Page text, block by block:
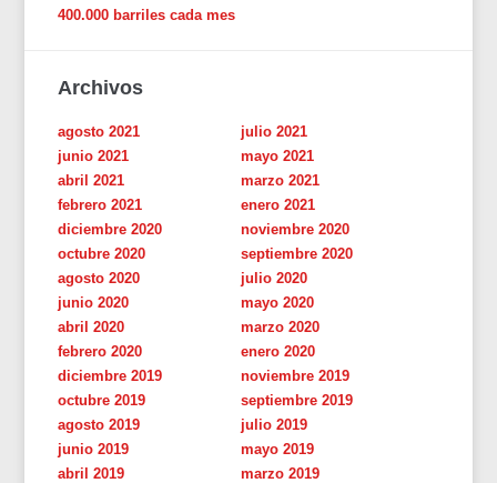
400.000 barriles cada mes
Archivos
agosto 2021
julio 2021
junio 2021
mayo 2021
abril 2021
marzo 2021
febrero 2021
enero 2021
diciembre 2020
noviembre 2020
octubre 2020
septiembre 2020
agosto 2020
julio 2020
junio 2020
mayo 2020
abril 2020
marzo 2020
febrero 2020
enero 2020
diciembre 2019
noviembre 2019
octubre 2019
septiembre 2019
agosto 2019
julio 2019
junio 2019
mayo 2019
abril 2019
marzo 2019